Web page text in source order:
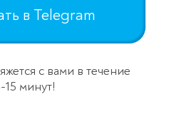
в Telegram
с вами в течение
15 минут!